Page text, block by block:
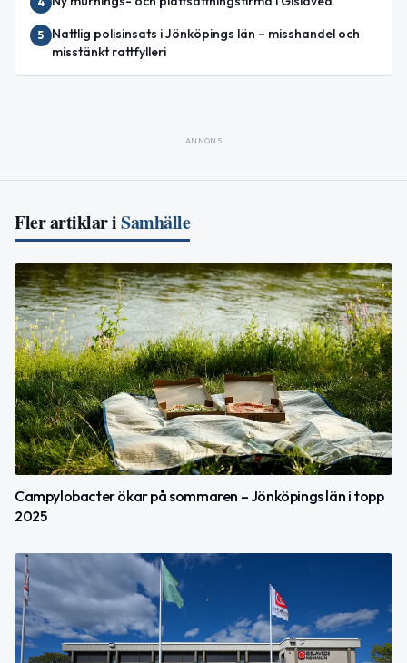
5
Nattlig polisinsats i Jönköpings län – misshandel och
misstänkt rattfylleri
ANNONS
Fler artiklar iSamhälle
Campylobacter ökar på sommaren – Jönköpings län i topp
2025